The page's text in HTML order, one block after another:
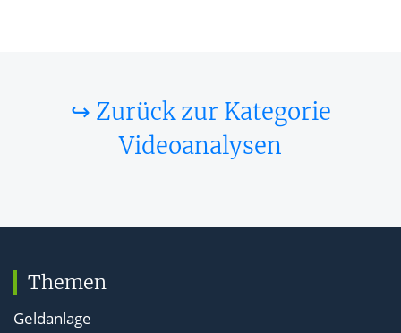
↪ Zurück zur Kategorie
Videoanalysen
Themen
Geldanlage